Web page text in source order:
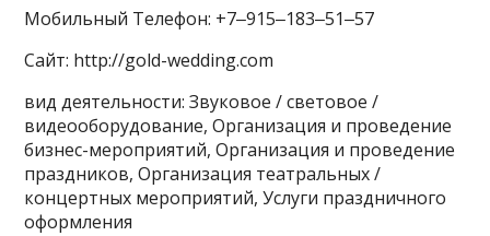
Мобильный Телефон: +7‒915‒183‒51‒57
Сайт: http://gold-wedding.com
вид деятельности: Звуковое / световое /
видеооборудование, Организация и проведение
бизнес-мероприятий, Организация и проведение
праздников, Организация театральных /
концертных мероприятий, Услуги праздничного
оформления